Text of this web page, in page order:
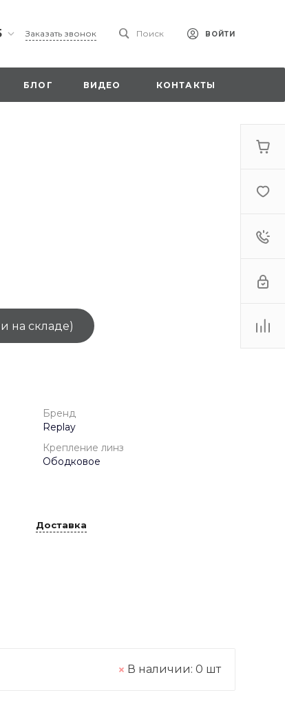
Заказать звонок Поиск ВОЙТИ
БЛОГ ВИДЕО КОНТАКТЫ
на складе)
Бренд
Replay
Крепление линз
Ободковое
Доставка
В наличии: 0 шт